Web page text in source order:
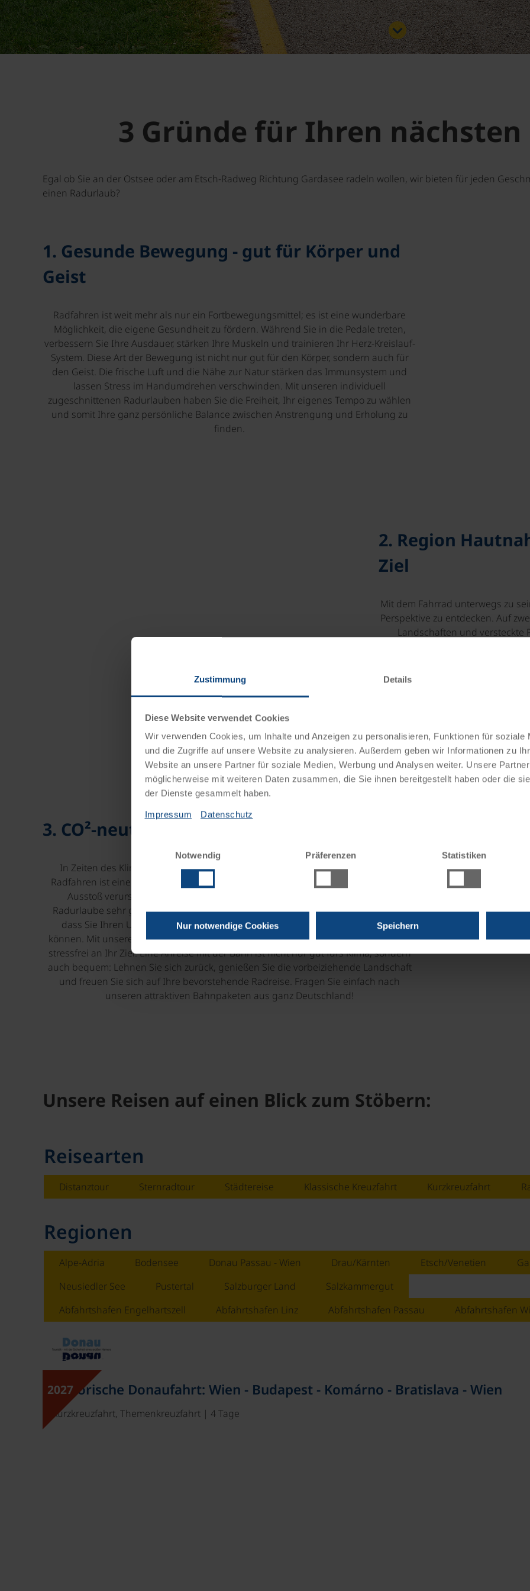
Zustimmung Details
Diese Website verwendet Cookies
Wir verwenden Cookies, um Inhalte und Anzeigen zu personalisieren, Funktionen für soziale
und die Zugriffe auf unsere Website zu analysieren. Außerdem geben wir Informationen zu
Website an unsere Partner für soziale Medien, Werbung und Analysen weiter. Unsere
möglicherweise mit weiteren Daten zusammen, die Sie ihnen bereitgestellt haben oder die
der Dienste gesammelt haben.
Impressum Datenschutz
Notwendig
Präferenzen Statistiken
Nur notwendige Cookies Speichern
3 Gründe für Ihren
Egal ob Sie an der Ostsee oder am Etsch-Radweg Richtung Gardasee radeln wollen, wir bieten für jeden
einen Radurlaub?
1. Gesunde Bewegung - gut für Körper und
Geist
Radfahren ist weit mehr als nur ein Fortbewegungsmittel; es ist eine wunderbare
Möglichkeit, die eigene Gesundheit zu fördern. Während Sie in die Pedale treten,
verbessern Sie Ihre Ausdauer, stärken Ihre Muskeln und trainieren Ihr Herz-Kreislauf-
System. Diese Art der Bewegung ist nicht nur gut für den Körper, sondern auch für
den Geist. Die frische Luft und die Nähe zur Natur stärken das Immunsystem und
lassen Stress im Handumdrehen verschwinden. Mit unseren individuell
zugeschnittenen Radurlauben haben Sie die Freiheit, Ihr eigenes Tempo zu wählen
und somit Ihre ganz persönliche Balance zwischen Anstrengung und Erholung zu
finden.
2. Region
Ziel
Mit dem Fahrrad unterwegs zu
Perspektive zu entdecken. Auf
Landschaften und versteckte
bleiben. Unsere sorgfältig
ausgebauten Radwegen
Landschaftszüge. Stellen Sie
kleine Cafés am Wegesrand
über einem ruhigen See zu
unvergesslich und bieten
3. CO²-neutral im Urlaub – gut fürs Klima
In Zeiten des Klimawandels ist es wichtiger denn je, umweltbewusst zu reisen.
Radfahren ist eine der umweltfreundlichsten Arten des Reisens, da es keinen CO²-
Ausstoß verursacht. Noch dazu sind die meisten Ausgangspunkte unserer
Radurlaube sehr gut mit öffentlichen Verkehrsmitteln zu erreichen. Das bedeutet,
dass Sie Ihren Urlaub klimafreundlich bereits ab der ersten Minute beginnen
können. Mit unseren kostengünstigen Bahnpaketen gelangen Sie komfortabel und
stressfrei an Ihr Ziel. Eine Anreise mit der Bahn ist nicht nur gut fürs Klima, sondern
auch bequem: Lehnen Sie sich zurück, genießen Sie die vorbeiziehende Landschaft
und freuen Sie sich auf Ihre bevorstehende Radreise. Fragen Sie einfach nach
unseren attraktiven Bahnpaketen aus ganz Deutschland!
Unsere Reisen auf einen Blick zum Stöbern:
Reisearten
Distanztour Sternradtour Städtereise Klassische Kreuzfahrt Kurzkreuzfahrt
Regionen
Alpe-Adria Bodensee Donau Passau - Wien Drau/Kärnten Etsch/Venetien
Neusiedler See
Pustertal Salzburger Land
Salzkammergut
Abfahrtshafen Engelhartszell
Abfahrtshafen Linz Abfahrtshafen Passau Abfahrtshafen
2027
Historische Donaufahrt: Wien - Budapest - Komárno - Bratislava - Wien
Kurzkreuzfahrt, Themenkreuzfahrt | 4 Tage